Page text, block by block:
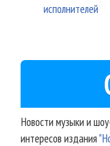
исполнителей
Новости музыки и
интересов издания